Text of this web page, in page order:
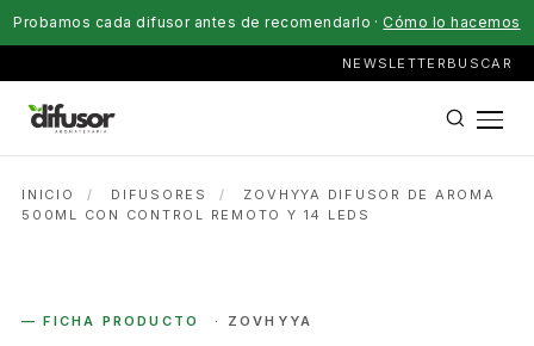
Probamos cada difusor antes de recomendarlo · Cómo lo hacemos
NEWSLETTER BUSCAR
INICIO / DIFUSORES /
ZOVHYYA DIFUSOR DE AROMA
500ML CON CONTROL REMOTO Y 14 LEDS
— FICHA PRODUCTO · ZOVHYYA